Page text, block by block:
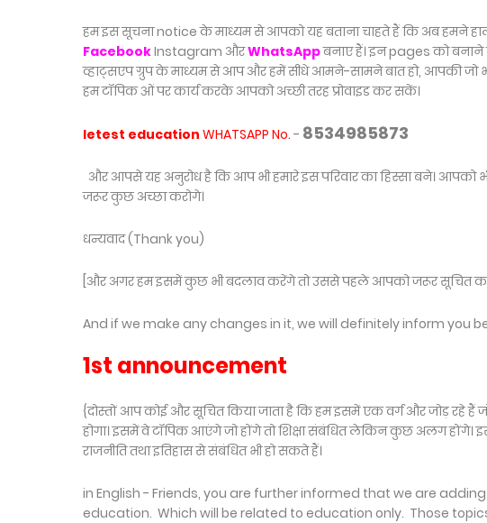
हम इस सूचना notice के माध्यम से आपको यह बताना चाहते हैं कि अब हमने
FacebookInstagram औरWhatsAppबनाए हैं। इन pages को
व्हाट्सएप ग्रुप के माध्यम से आप और हमें सीधे आमने-सामने बात हो, आपकी
हम टॉपिक ओं पर कार्य करके आपको अच्छी तरह प्रोवाइड कर सकें।
letest education WHATSAPP No. - 8534985873
और आपसे यह अनुरोध है कि आप भी हमारे इस परिवार का हिस्सा बने। आपको
जरूर कुछ अच्छा करोगे।
धन्यवाद (Thank you)
[और अगर हम इसमें कुछ भी बदलाव करेंगे तो उससे पहले आपको जरूर सूचित
And if we make any changes in it, we will definitely inform you
1st announcement
{दोस्तों आप कोई और सूचित किया जाता है कि हम इसमें एक वर्ग और जोड़ रहे हैं
होगा। इसमें वे टॉपिक आएंगे जो होंगे तो शिक्षा संबंधित लेकिन कुछ अलग होंगे।
राजनीति तथा इतिहास से संबंधित भी हो सकते हैं।
in English - Friends, you are further informed that we are
education. Which will be related to education only. Those